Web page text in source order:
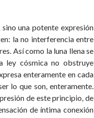
una potente expresión
la no interferencia entre
Así como la luna llena se
ley cósmica no obstruye
enteramente en cada
lo que son, enteramente.
de este principio, de
de íntima conexión